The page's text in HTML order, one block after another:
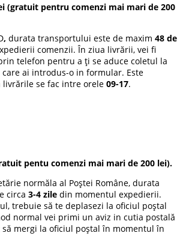
(gratuit pentru comenzi mai mari de 200
, durata transportului este de maxim 48 de
comenzii. În ziua livrării, vei fi
telefon pentru a ți se aduce coletul la
ai introdus-o in formular. Este
se fac intre orele 09-17.
pentu comenzi mai mari de 200 lei).
normăla al Poștei Române, durata
circa 3-4 zile din momentul expedierii.
trebuie să te deplasezi la oficiul poștal
normal vei primi un aviz in cutia postală
mergi la oficiul poștal în momentul în